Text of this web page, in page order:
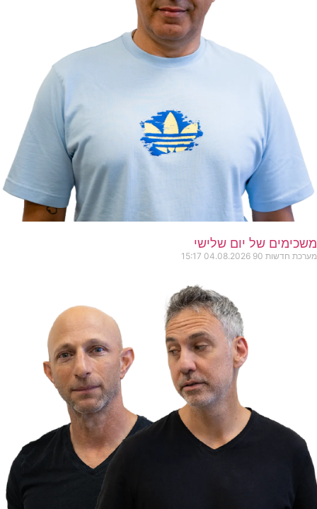
משכימים של יום שלישי
מערכת חדשות 90 04.08.2026
15:17